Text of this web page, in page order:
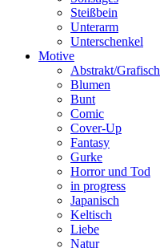
Steißbein
Unterarm
Unterschenkel
Motive
Abstrakt/Grafisch
Blumen
Bunt
Comic
Cover-Up
Fantasy
Gurke
Horror und Tod
in progress
Japanisch
Keltisch
Liebe
Natur